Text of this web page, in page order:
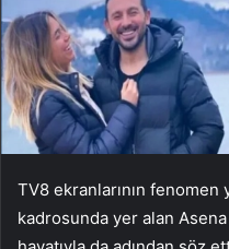
TV8 ekranlarının fenomen
kadrosunda yer alan